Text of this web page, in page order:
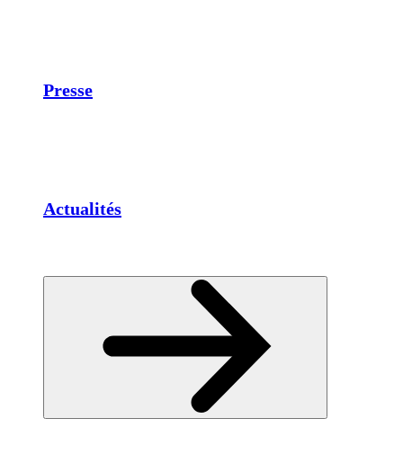
Presse
Actualités